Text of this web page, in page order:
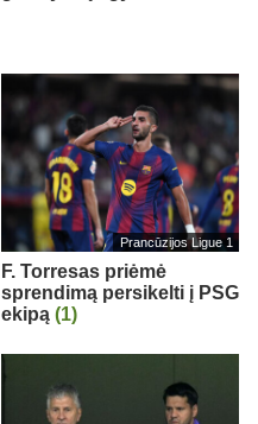
Prancūzijos Ligue 1
F. Torresas priėmė
sprendimą persikelti į PSG
ekipą (1)